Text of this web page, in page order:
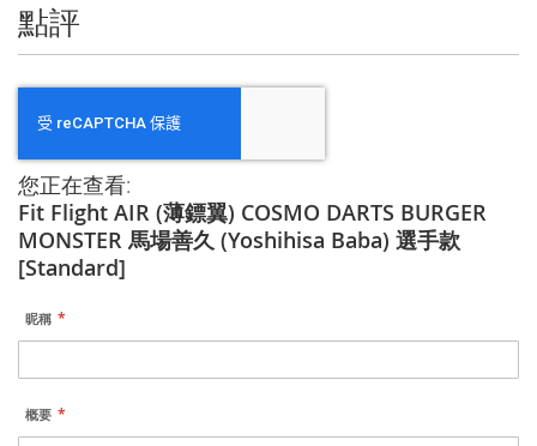
點評
您正在查看:
Fit Flight AIR (薄鏢翼) COSMO DARTS BURGER
MONSTER 馬場善久 (Yoshihisa Baba) 選手款
[Standard]
昵稱
概要